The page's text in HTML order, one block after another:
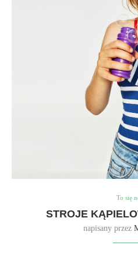
To się
STROJE
napisany przez